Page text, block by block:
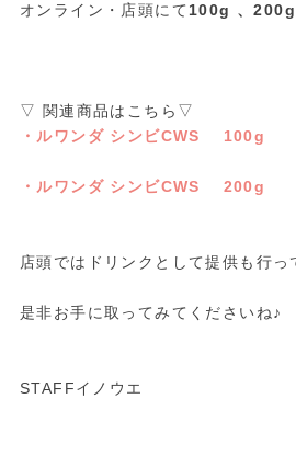
オンライン・店頭にて 100g 、200g
▽ 関連商品はこちら▽
・ルワンダ シンビCWS 100g
・ルワンダ シンビCWS 200g
店頭ではドリンクとして提供も行っ
是非お手に取ってみてくださいね♪
STAFFイノウエ